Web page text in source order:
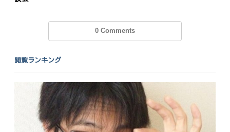
0 Comments
閲覧ランキング